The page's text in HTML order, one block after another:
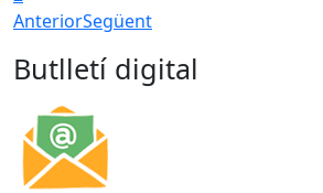
AnteriorSegüent
Butlletí digital